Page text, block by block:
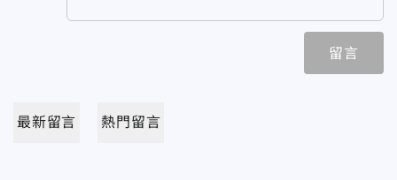
留言
最新留言 熱門留言